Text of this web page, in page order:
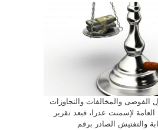
في
اسمنت
عدرا
..
المدير
متوار
عن
الأنظار
والمتورطين
تزايد
مغلقة
والمخالفات والتجاوزات
لإسمنت عدرا، فبعد تقرير
والتفتيش الصادر برقم